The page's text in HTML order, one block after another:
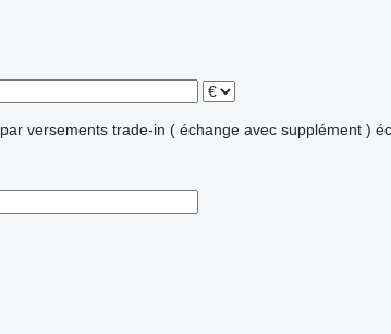
par versements trade-in ( échange avec supplément )